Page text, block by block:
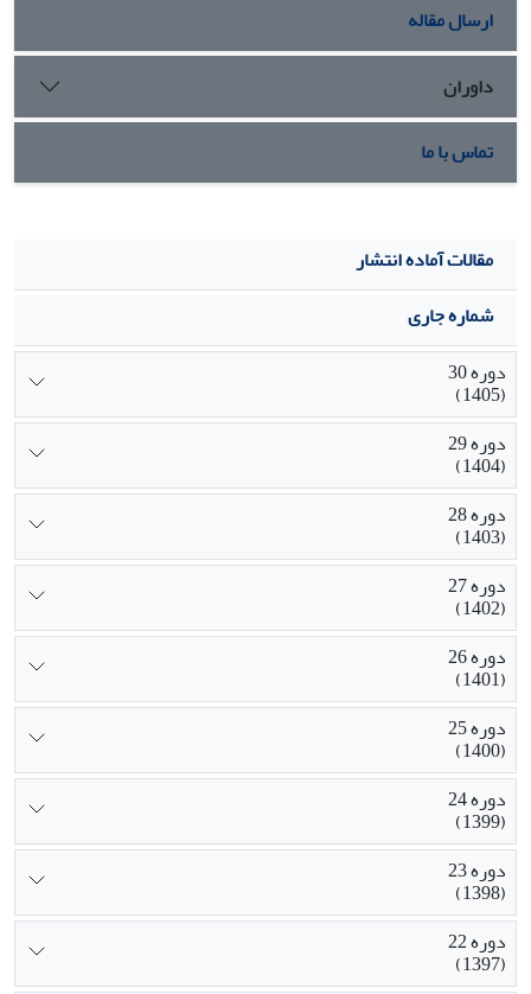
ارسال مقاله
داوران
تماس با ما
مقالات آماده انتشار
شماره جاری
دوره 30
(1405)
دوره 29
(1404)
دوره 28
(1403)
دوره 27
(1402)
دوره 26
(1401)
دوره 25
(1400)
دوره 24
(1399)
دوره 23
(1398)
دوره 22
(1397)